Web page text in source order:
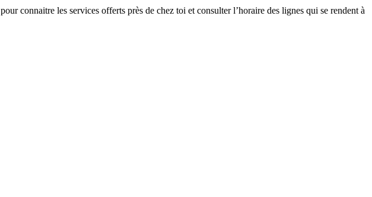
pour connaitre les services offerts près de chez toi et consulter l’horaire des lignes qui se rendent à